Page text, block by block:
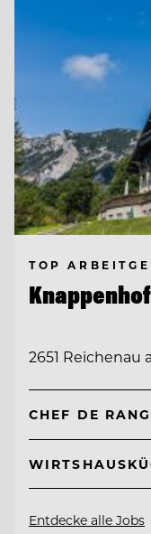
TOP
Knappenhof
2651 Reichenau
CHEF DE
Entdecke alle Jobs